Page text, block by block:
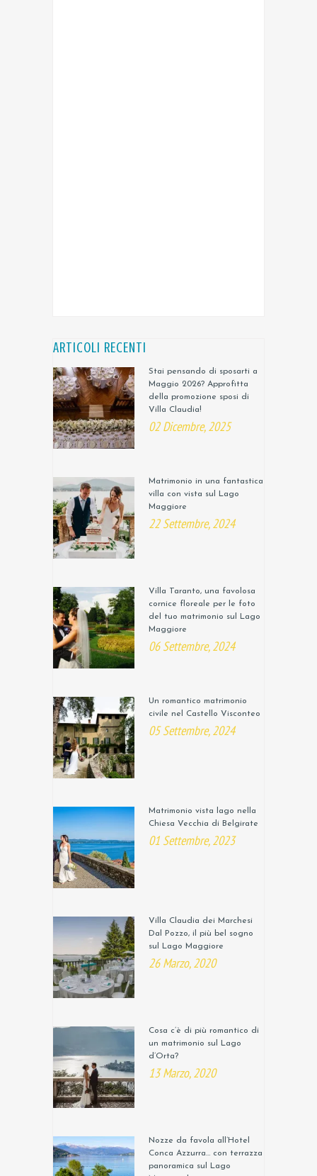
ARTICOLI RECENTI
Stai pensando di sposarti a
Maggio 2026? Approfitta
della promozione sposi di
Villa Claudia!
02 Dicembre, 2025
Matrimonio in una fantastica
villa con vista sul Lago
Maggiore
22 Settembre, 2024
Villa Taranto, una favolosa
cornice floreale per le foto
del tuo matrimonio sul Lago
Maggiore
06 Settembre, 2024
Un romantico matrimonio
civile nel Castello Visconteo
05 Settembre, 2024
Matrimonio vista lago nella
Chiesa Vecchia di Belgirate
01 Settembre, 2023
Villa Claudia dei Marchesi
Dal Pozzo, il più bel sogno
sul Lago Maggiore
26 Marzo, 2020
Cosa c’è di più romantico di
un matrimonio sul Lago
d’Orta?
13 Marzo, 2020
Nozze da favola all’Hotel
Conca Azzurra… con terrazza
panoramica sul Lago